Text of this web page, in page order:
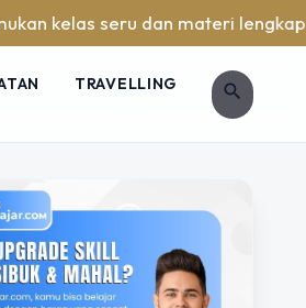
seru dan materi lengkap
TRAVELLING search